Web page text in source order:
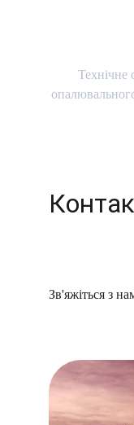
Технічне
Зв'яжіться з